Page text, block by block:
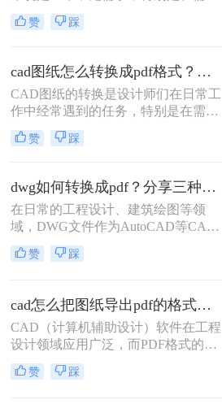
转换方式。
将图纸分享给不同平台或设备上的团
队成员时。PDF格式因其兼容性和稳
择。那么怎么把cad图纸转换成pdf
呢？本文将介绍四种将CAD图纸转换
为PDF的方法。
赞 踩
cad图纸怎么转换成pdf格式？教你三招解决！
CAD图纸的转换是设计师们在日常工
作中经常遇到的任务，特别是在需要
将设计成果分享给客户或团队成员
时，PDF格式因其广泛的兼容性和出
么转换成pdf格式呢？本文将介绍三种
将CAD图纸转换成PDF格式的方法。
赞 踩
dwg如何转换成pdf？分享三种常用的转换方法！
在日常的工程设计、建筑绘图等领
域，DWG文件作为AutoCAD等CAD
软件的标准文件格式，广泛应用于图
纸的创建和编辑。然而，为了更方便
DWG文件转换成PDF格式。那么
DWG如何转换成PDF呢？本文将介绍
三种将DWG转换成PDF的方法。
赞 踩
cad怎么把图纸导出pdf的格式？教你四个方法！
CAD（计算机辅助设计）软件在工程
设计领域应用广泛，而PDF格式的文
件因其跨平台、易阅读的特性，常被
用于文件分享和存档。因此，将CAD
赞 踩